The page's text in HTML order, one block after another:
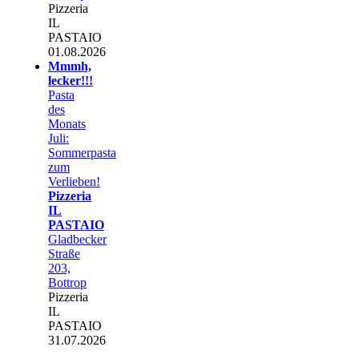
Pizzeria
IL
PASTAIO
01.08.2026
Mmmh,
lecker!!!
Pasta
des
Monats
Juli:
Sommerpasta
zum
Verlieben!
Pizzeria
IL
PASTAIO
Gladbecker
Straße
203,
Bottrop
Pizzeria
IL
PASTAIO
31.07.2026